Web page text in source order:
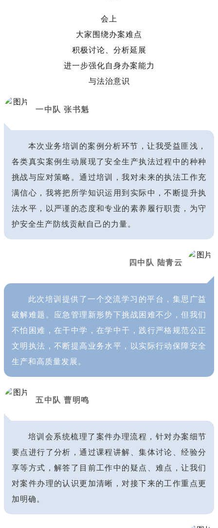
会上
大家围绕办案难点
积极讨论、分析延展
进一步强化自身办案能力
与法治意识
一中队 张书魁
本次业务培训的案例分析环节，让我受益匪浅，
各类真实案例生动展现了安全生产执法过程中的种种
挑战与应对策略。通过培训，我对未来的执法工作充
满信心，我将把所学知识运用到实际中，不断提升执
法水平，以严谨的态度和专业的素养履行职责，为守
护安全生产防线贡献自己的力量。
四中队 陆青云
此次培训提供了一个交流学习的平台，集思广益
破解难题。应急管理新形势下挑战困难不少，但我们
不怕困难，在干中学，在学中干，践行严格规范公正
文明执法，不断提高业务水平，以实际行动保障安全
生产和高质量发展。
五中队 曹明鸣
培训会系统梳理了案件办理流程，针对办案细节
要点进行了分析，通过课程讲解、集体讨论、经验分
享等方式，解答了目前工作中的疑点、难点，让我们
对案件办理的认识更加清晰，对接下来的工作重点更
加明确。